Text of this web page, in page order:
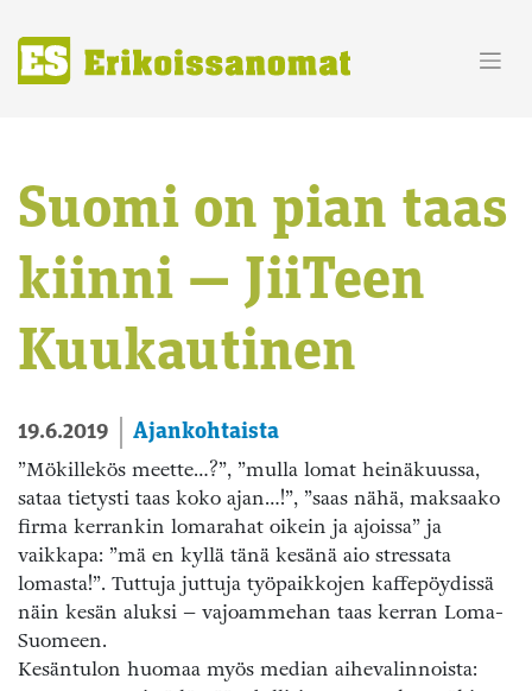
content
Suomi on pian taas
kiinni — JiiTeen
Kuukautinen
19.6.2019 Ajankohtaista
”Mökillekös meette…?”, ”mulla lomat heinäkuussa,
sataa tietysti taas koko ajan…!”, ”saas nähä, maksaako
firma kerrankin lomarahat oikein ja ajoissa” ja
vaikkapa: ”mä en kyllä tänä kesänä aio stressata
lomasta!”. Tuttuja juttuja työpaikkojen kaffepöydissä
näin kesän aluksi – vajoammehan taas kerran Loma-
Suomeen.
Kesäntulon huomaa myös median aihevalinnoista: